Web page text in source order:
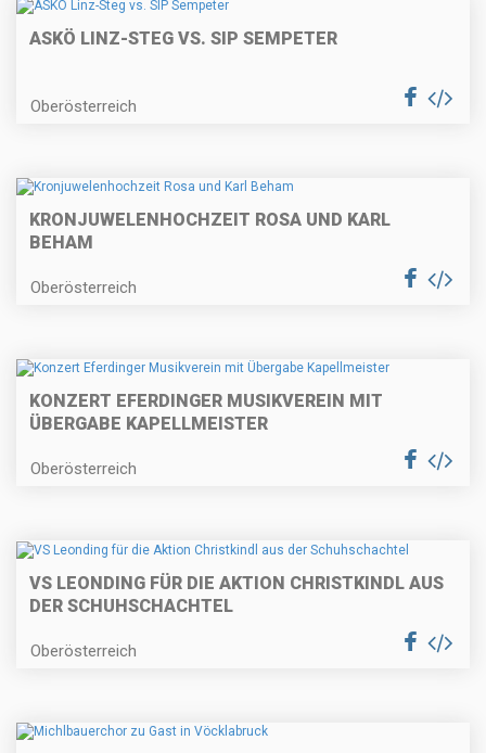
ASKÖ LINZ-STEG VS. SIP SEMPETER
Oberösterreich
KRONJUWELENHOCHZEIT ROSA UND KARL
BEHAM
Oberösterreich
KONZERT EFERDINGER MUSIKVEREIN MIT
ÜBERGABE KAPELLMEISTER
Oberösterreich
VS LEONDING FÜR DIE AKTION CHRISTKINDL AUS
DER SCHUHSCHACHTEL
Oberösterreich